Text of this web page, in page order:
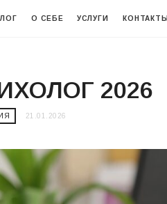
О СЕБЕ УСЛУГИ КОНТАКТЫ
2026
21.01.2026